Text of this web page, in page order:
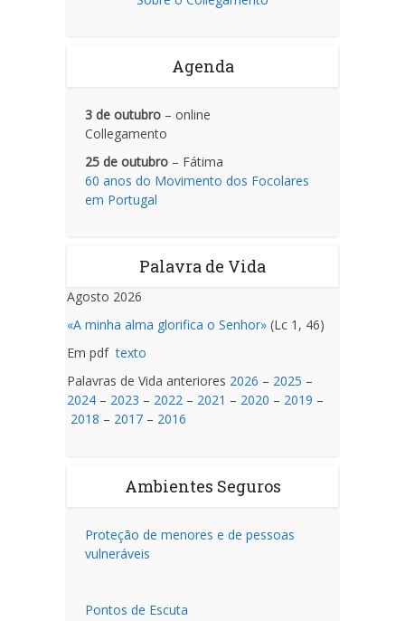
Agenda
3 de outubro – online
Collegamento
25 de outubro – Fátima
60 anos do Movimento dos Focolares
em Portugal
Palavra de Vida
Agosto 2026
«A minha alma glorifica o Senhor» (Lc 1, 46)
Em pdftexto
Palavras de Vida anteriores 2026 – 2025 –
2024 – 2023 – 2022 – 2021 – 2020 – 2019 –
2018 – 2017 – 2016
Ambientes Seguros
Proteção de menores e de pessoas
vulneráveis
Pontos de Escuta